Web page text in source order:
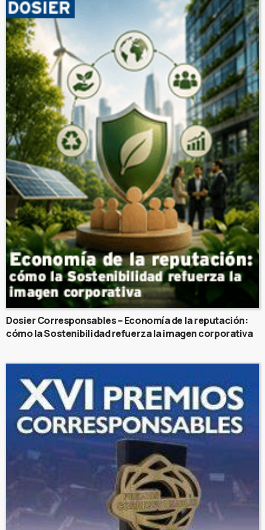
Dosier Corresponsables – Economía de la reputación:
cómo la Sostenibilidad refuerza la imagen corporativa